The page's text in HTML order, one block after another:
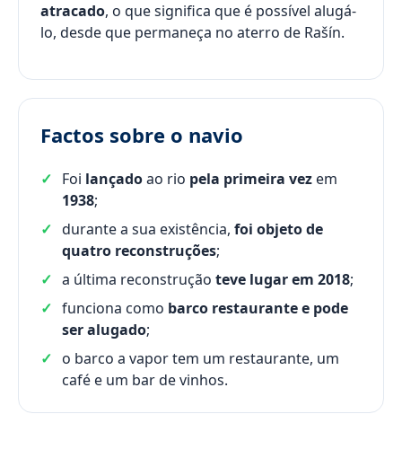
atracado, o que significa que é possível alugá-
lo, desde que permaneça no aterro de Rašín.
Factos sobre o navio
Foi lançadoao rio pela primeira vez em
1938;
durante a sua existência, foi objeto de
quatro reconstruções;
a última reconstrução teve lugar em 2018;
funciona como barco restaurante e pode
ser alugado;
o barco a vapor tem um restaurante, um
café e um bar de vinhos.